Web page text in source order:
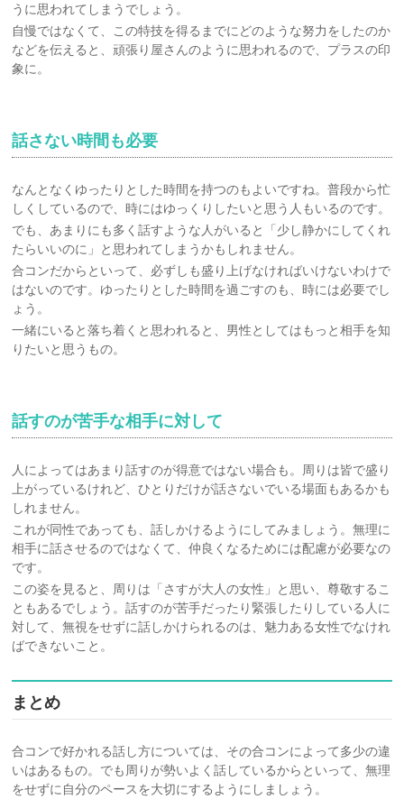
うに思われてしまうでしょう。
自慢ではなくて、この特技を得るまでにどのような努力をしたのか
などを伝えると、頑張り屋さんのように思われるので、プラスの印
象に。
話さない時間も必要
なんとなくゆったりとした時間を持つのもよいですね。普段から忙
しくしているので、時にはゆっくりしたいと思う人もいるのです。
でも、あまりにも多く話すような人がいると「少し静かにしてくれ
たらいいのに」と思われてしまうかもしれません。
合コンだからといって、必ずしも盛り上げなければいけないわけで
はないのです。ゆったりとした時間を過ごすのも、時には必要でし
ょう。
一緒にいると落ち着くと思われると、男性としてはもっと相手を知
りたいと思うもの。
話すのが苦手な相手に対して
人によってはあまり話すのが得意ではない場合も。周りは皆で盛り
上がっているけれど、ひとりだけが話さないでいる場面もあるかも
しれません。
これが同性であっても、話しかけるようにしてみましょう。無理に
相手に話させるのではなくて、仲良くなるためには配慮が必要なの
です。
この姿を見ると、周りは「さすが大人の女性」と思い、尊敬するこ
ともあるでしょう。話すのが苦手だったり緊張したりしている人に
対して、無視をせずに話しかけられるのは、魅力ある女性でなけれ
ばできないこと。
まとめ
合コンで好かれる話し方については、その合コンによって多少の違
いはあるもの。でも周りが勢いよく話しているからといって、無理
をせずに自分のペースを大切にするようにしましょう。